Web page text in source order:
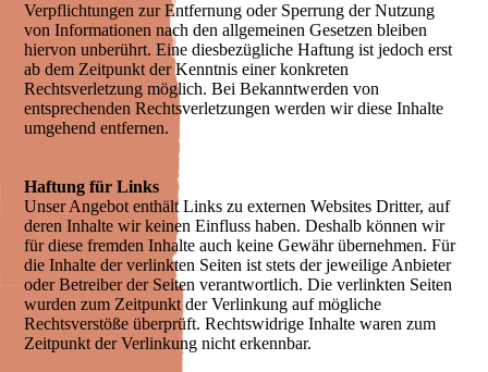
Verpflichtungen zur Entfernung oder Sperrung der Nutzung
von Informationen nach den allgemeinen Gesetzen bleiben
hiervon unberührt. Eine diesbezügliche Haftung ist jedoch erst
ab dem Zeitpunkt der Kenntnis einer konkreten
Rechtsverletzung möglich. Bei Bekanntwerden von
entsprechenden Rechtsverletzungen werden wir diese Inhalte
umgehend entfernen.
Haftung für Links
Unser Angebot enthält Links zu externen Websites Dritter, auf
deren Inhalte wir keinen Einfluss haben. Deshalb können wir
für diese fremden Inhalte auch keine Gewähr übernehmen. Für
die Inhalte der verlinkten Seiten ist stets der jeweilige Anbieter
oder Betreiber der Seiten verantwortlich. Die verlinkten Seiten
wurden zum Zeitpunkt der Verlinkung auf mögliche
Rechtsverstöße überprüft. Rechtswidrige Inhalte waren zum
Zeitpunkt der Verlinkung nicht erkennbar.